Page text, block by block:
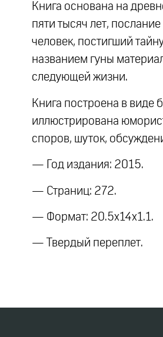
Книга основана на
пяти тысяч лет,
человек, постигший
названием гуны
следующей жизни.
Книга построена в виде
иллюстрирована
споров, шуток,
— Год издания: 2015.
— Страниц: 272.
— Формат: 20.5x14x1.1.
— Твердый переплет.